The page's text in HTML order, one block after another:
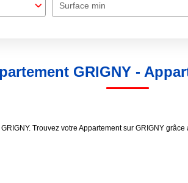
Surface min
GRIGNY -
Trouvez votre Appartement sur GRIGNY